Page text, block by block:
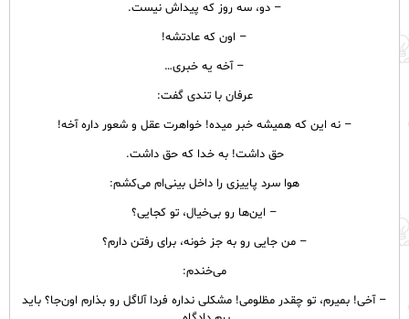
– دو، سه روز که پیداش نیست.
– اون که عادتشه!
– آخه یه خبری…
عرفان با تندی گفت:
– نه این که همیشه خبر میده! خواهرت عقل و شعور داره آخه!
حق داشت! به خدا كه حق داشت.
هوا سرد پاییزی را داخل بینی‌ام می‌کشم:
– این‌ها رو بی‌خیال، تو کجایی؟
– من جایی رو به جز خونه، برای رفتن دارم؟
می‌خندم:
– آخی! بمیرم، تو چقدر مظلومی! مشکلی نداره فردا آلاگل رو بذارم اون‌جا؟ باید